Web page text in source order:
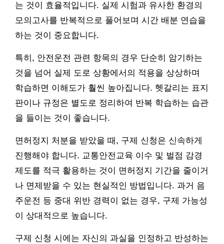
는 것이 효율적입니다. 실제 시험과 유사한 환경의
모의고사를 반복적으로 풀어보며 시간 배분 연습을
하는 것이 중요합니다.
특히, 안전운전 관련 항목의 경우 단순히 암기하는
것을 넘어 실제 도로 상황에서의 적용을 상상하며
학습하면 이해도가 훨씬 높아집니다. 헷갈리는 표지
판이나 규정은 별도로 정리하여 반복 학습하는 습관
을 들이는 것이 좋습니다.
면허정지 처분을 받았을 때, 구제 신청은 신속하게
진행해야 합니다. 교통안전교육 이수 및 벌점 감경
제도를 적극 활용하는 것이 면허정지 기간을 줄이거
나 면제받을 수 있는 현실적인 방법입니다. 과거 음
주운전 등 중대 위반 경력이 없는 경우, 구제 가능성
이 상대적으로 높습니다.
구제 신청 시에는 자신의 과실을 인정하고 반성하는